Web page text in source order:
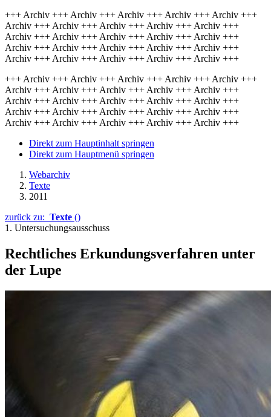
+++ Archiv +++ Archiv +++ Archiv +++ Archiv +++ Archiv +++
Archiv +++ Archiv +++ Archiv +++ Archiv +++ Archiv +++
Archiv +++ Archiv +++ Archiv +++ Archiv +++ Archiv +++
Archiv +++ Archiv +++ Archiv +++ Archiv +++ Archiv +++
Archiv +++ Archiv +++ Archiv +++ Archiv +++ Archiv +++
+++ Archiv +++ Archiv +++ Archiv +++ Archiv +++ Archiv +++
Archiv +++ Archiv +++ Archiv +++ Archiv +++ Archiv +++
Archiv +++ Archiv +++ Archiv +++ Archiv +++ Archiv +++
Archiv +++ Archiv +++ Archiv +++ Archiv +++ Archiv +++
Archiv +++ Archiv +++ Archiv +++ Archiv +++ Archiv +++
Direkt zum Hauptinhalt springen
Direkt zum Hauptmenü springen
Webarchiv
Texte
2011
zurück zu: Texte ()
1. Untersuchungsausschuss
Rechtliches Erkundungsverfahren unter
der Lupe